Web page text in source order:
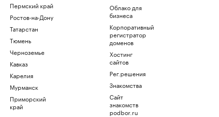
Пермский край
Ростов-на-Дону
Татарстан
Тюмень
Черноземье
Кавказ
Карелия
Мурманск
Приморский
край
Облако для
бизнеса
Корпоративный
регистратор
доменов
Хостинг
сайтов
Рег.решения
Знакомства
Сайт
знакомств
podbor.ru